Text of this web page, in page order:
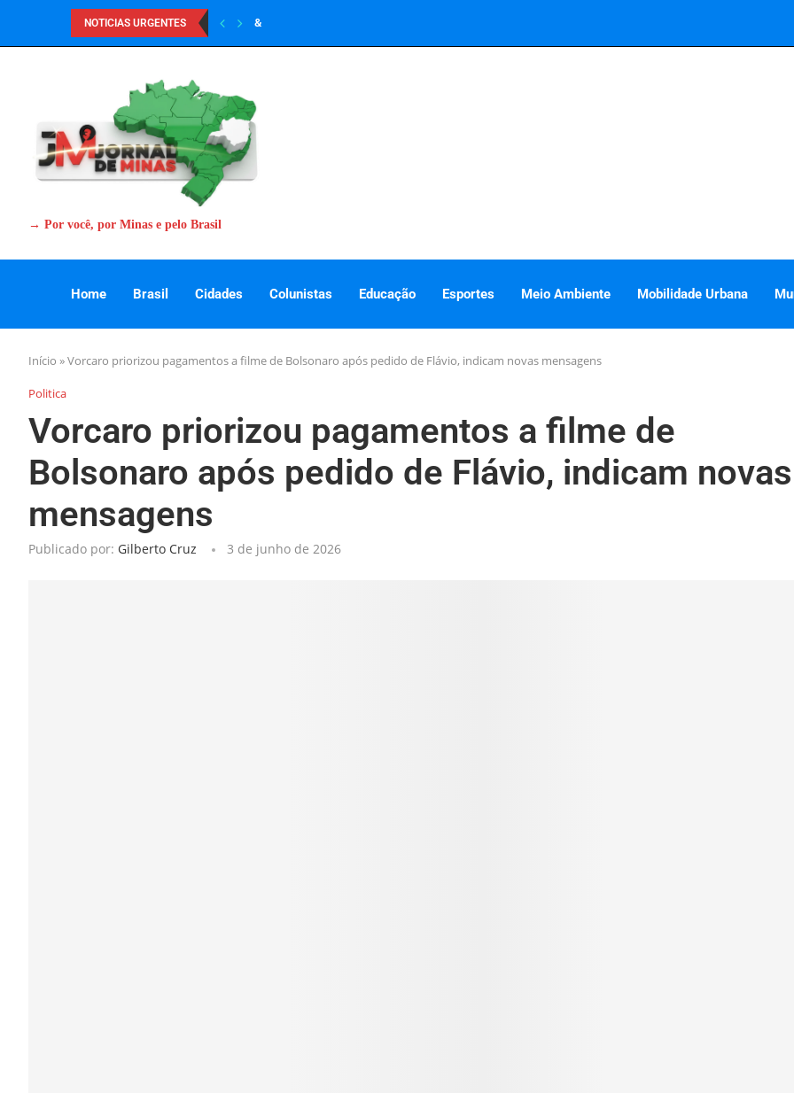
NOTICIAS URGENTES &
→ Por você, por Minas e pelo Brasil
Home Brasil Cidades Colunistas Educação Esportes Meio Ambiente Mobilidade Urbana
Início »Vorcaro priorizou pagamentos a filme de Bolsonaro após pedido de Flávio, indicam novas mensagens
Politica
Vorcaro priorizou pagamentos a filme de
Bolsonaro após pedido de Flávio, indicam novas
mensagens
Publicado por: Gilberto Cruz 3 de junho de 2026